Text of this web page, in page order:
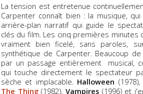
La tension est entretenue
Carpenter connaît bien : la musique,
arrière-plan narratif qui guide le
clés du film. Les cinq premières minutes
vraiment bien ficelé, sans paroles,
synthétique de Carpenter. Beaucoup
par un passage entièrement musical,
qui touche directement le spectateur
sèche et implacable. Halloween (1978),
The Thing(1982),Vampires (1996) et